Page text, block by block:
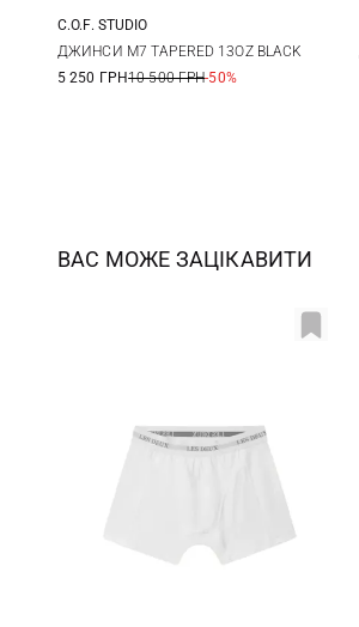
30 31 32 33
C.O.F. STUDIO
ДЖИНСИ M7 TAPERED 13OZ BLACK
5 250 ГРН10 500 ГРН-50%
ВАС МОЖЕ ЗАЦІКАВИТИ